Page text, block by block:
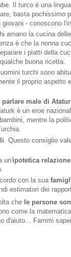
Il turco è una
basta pochissimo
- conoscono
amano la cucina
è che la nonna
i piatti della
buona ricetta.
turchi sono
il proprio aspetto
parlare male di
è un eroe
mentre la
. Questo consiglio
un'ipotetica relazione
con la sua
estimatori dei
che le persone
come la
d'aiuto... Fammi